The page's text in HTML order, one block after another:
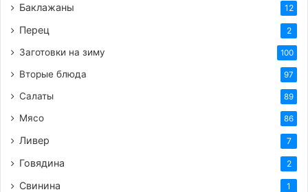
Баклажаны 12
Перец 2
Заготовки на зиму 100
Вторые блюда 97
Салаты 89
Мясо 86
Ливер 7
Говядина 2
Свинина 1